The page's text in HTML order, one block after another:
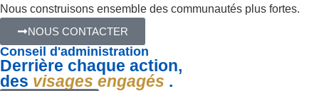
Nous construisons ensemble des communautés plus fortes.
NOUS CONTACTER
Conseil d'administration
Derrière chaque action,
des visages engagés .